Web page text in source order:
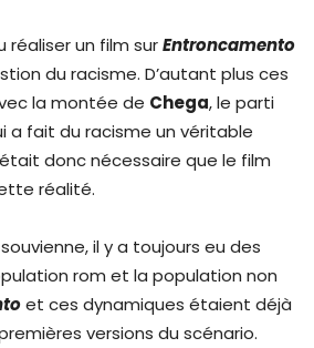
réaliser un film surEntroncamento
du racisme. D’autant plus ces
la montée de Chega, le parti
a fait du racisme un véritable
donc nécessaire que le film
réalité.
il y a toujours eu des
rom et la population non
et ces dynamiques étaient déjà
versions du scénario.